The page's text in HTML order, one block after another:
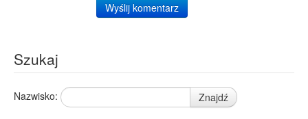
Wyślij komentarz
Szukaj
Nazwisko: Znajdź